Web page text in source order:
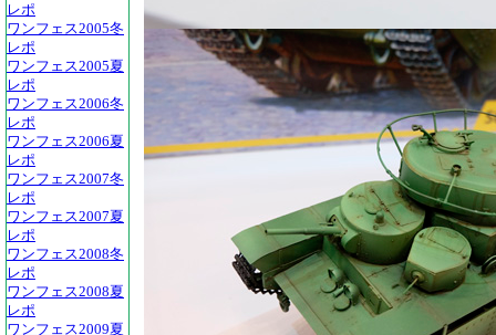
レポ
ワンフェス2005冬
レポ
ワンフェス2005夏
レポ
ワンフェス2006冬
レポ
ワンフェス2006夏
レポ
ワンフェス2007冬
レポ
ワンフェス2007夏
レポ
ワンフェス2008冬
レポ
ワンフェス2008夏
レポ
ワンフェス2009夏